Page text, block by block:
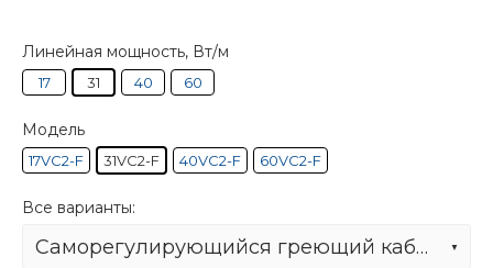
Линейная мощность, Вт/м
17 31 40 60
Модель
17VC2-F 31VC2-F 40VC2-F 60VC2-F
Все варианты:
Саморегулирующийся греющий кабель 31VC2-F